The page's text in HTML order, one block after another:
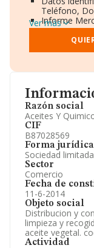
Razón social
Aceites Y
CIF
B87028569
Forma jurídica
Sociedad
Sector
Comercio
Fecha de
11-6-2014
Objeto social
Distribucion y
limpieza y
aceite vegetal.
Actividad
Teléfono,
Informe
Gráficos de
Consejo de
Directivos y
Información
Ver más